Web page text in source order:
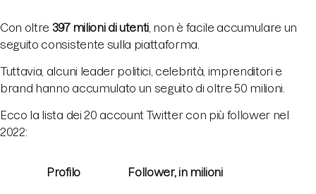
Con oltre 397 milioni di utenti , non è facile accumulare un
seguito consistente sulla piattaforma.
Tuttavia, alcuni leader politici, celebrità, imprenditori e
brand hanno accumulato un seguito di oltre 50 milioni.
Ecco la lista dei 20 account Twitter con più follower nel
2022:
Profilo Follower, in milioni